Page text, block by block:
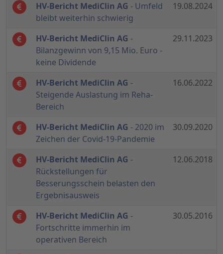
HV-Bericht MediClin AG - Umfeld
bleibt weiterhin schwierig
19.08.2024
HV-Bericht MediClin AG -
Bilanzgewinn von 9,15 Mio. Euro -
keine Dividende
29.11.2023
HV-Bericht MediClin AG -
Steigende Auslastung im Reha-
Bereich
16.06.2022
HV-Bericht MediClin AG - 2020 im
Zeichen der Covid-19-Pandemie
30.09.2020
HV-Bericht MediClin AG -
Rückstellungen für
Besserungsschein belasten den
Ergebnisausweis
12.06.2018
HV-Bericht MediClin AG -
Fortschritte immerhin im
operativen Bereich
30.05.2016